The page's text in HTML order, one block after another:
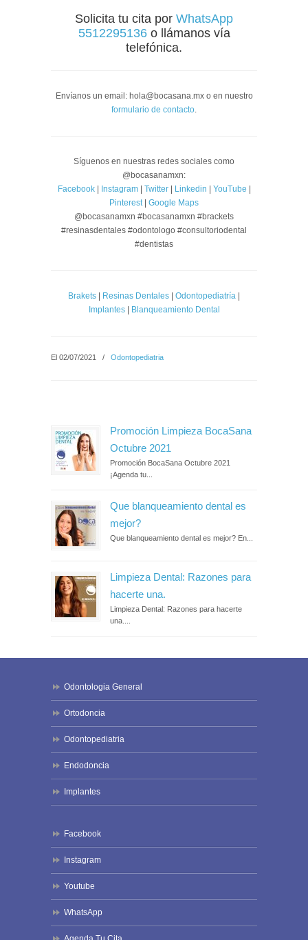
Solicita tu cita por WhatsApp
5512295136o llámanos vía
telefónica.
Envíanos un email: hola@bocasana.mx o en nuestro
formulario de contacto.
Síguenos en nuestras redes sociales como
@bocasanamxn:
Facebook| Instagram| Twitter| Linkedin YouTube
Pinterest Google Maps
@bocasanamxn #bocasanamxn #brackets
#resinasdentales #odontologo #consultoriodental
#dentistas
Brakets Resinas Dentales Odontopediatría
Implantes| Blanqueamiento Dental
El 02/07/2021 / Odontopediatria
Promoción Limpieza BocaSana
Octubre 2021
Promoción BocaSana Octubre 2021
¡Agenda tu...
Que blanqueamiento dental es
mejor?
Que blanqueamiento dental es mejor? En...
Limpieza Dental: Razones para
hacerte una.
Limpieza Dental: Razones para hacerte
una....
Odontologia General
Ortodoncia
Odontopediatria
Endodoncia
Implantes
Facebook
Instagram
Youtube
WhatsApp